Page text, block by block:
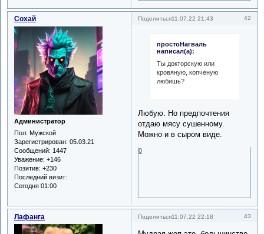
Поделиться 42
11.07.22 21:43
Сохай
Администратор
Пол: Мужской
Зарегистрирован: 05.03.21
Сообщений: 1447
Уважение: +146
Позитив: +230
Последний визит:
Сегодня 01:00
простоНагваль
написал(а):
Ты докторскую или
кровяную, копченую
любишь?
Любую. Но предпочтения
отдаю мясу сушенному.
Можно и в сыром виде.
0
Поделиться 43
11.07.22 22:18
Лафанга